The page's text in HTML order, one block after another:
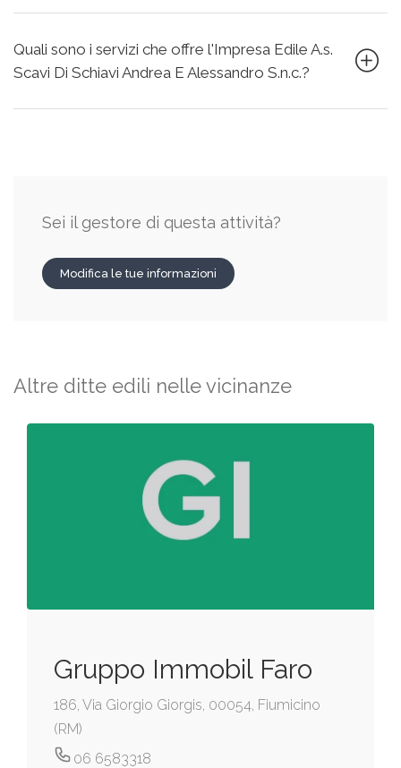
Quali sono i servizi che offre l'Impresa Edile A.s.
Scavi Di Schiavi Andrea E Alessandro S.n.c.?
Sei il gestore di questa attività?
Modifica le tue informazioni
Altre ditte edili nelle vicinanze
Gruppo Immobil Faro
186, Via Giorgio Giorgis, 00054, Fiumicino
(RM)
06 6583318